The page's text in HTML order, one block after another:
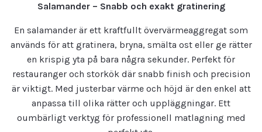
Salamander – Snabb och exakt gratinering
En salamander är ett kraftfullt övervärmeaggregat som
används för att gratinera, bryna, smälta ost eller ge rätter
en krispig yta på bara några sekunder. Perfekt för
restauranger och storkök där snabb finish och precision
är viktigt. Med justerbar värme och höjd är den enkel att
anpassa till olika rätter och uppläggningar. Ett
oumbärligt verktyg för professionell matlagning med